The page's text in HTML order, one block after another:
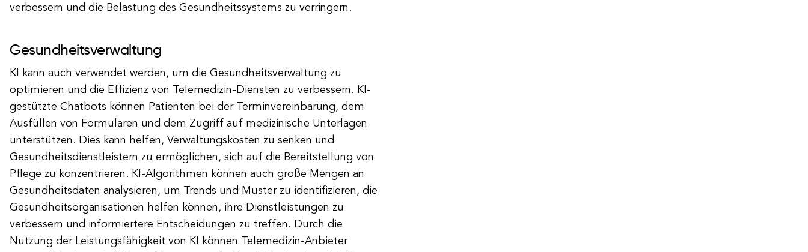
verbessern und die Belastung des Gesundheitssystems zu verringern.
Gesundheitsverwaltung
KI kann auch verwendet werden, um die Gesundheitsverwaltung zu
optimieren und die Effizienz von Telemedizin-Diensten zu verbessern. KI-
gestützte Chatbots können Patienten bei der Terminvereinbarung, dem
Ausfüllen von Formularen und dem Zugriff auf medizinische Unterlagen
unterstützen. Dies kann helfen, Verwaltungskosten zu senken und
Gesundheitsdienstleistern zu ermöglichen, sich auf die Bereitstellung von
Pflege zu konzentrieren. KI-Algorithmen können auch große Mengen an
Gesundheitsdaten analysieren, um Trends und Muster zu identifizieren, die
Gesundheitsorganisationen helfen können, ihre Dienstleistungen zu
verbessern und informiertere Entscheidungen zu treffen. Durch die
Nutzung der Leistungsfähigkeit von KI können Telemedizin-Anbieter